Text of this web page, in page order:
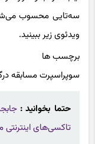
سه‌تایی محسوب
ویدئوی زیر ببینید.
برچسب ها
سوپراسپرت مسابقه
حتما بخوانید :
تاکسی‌های